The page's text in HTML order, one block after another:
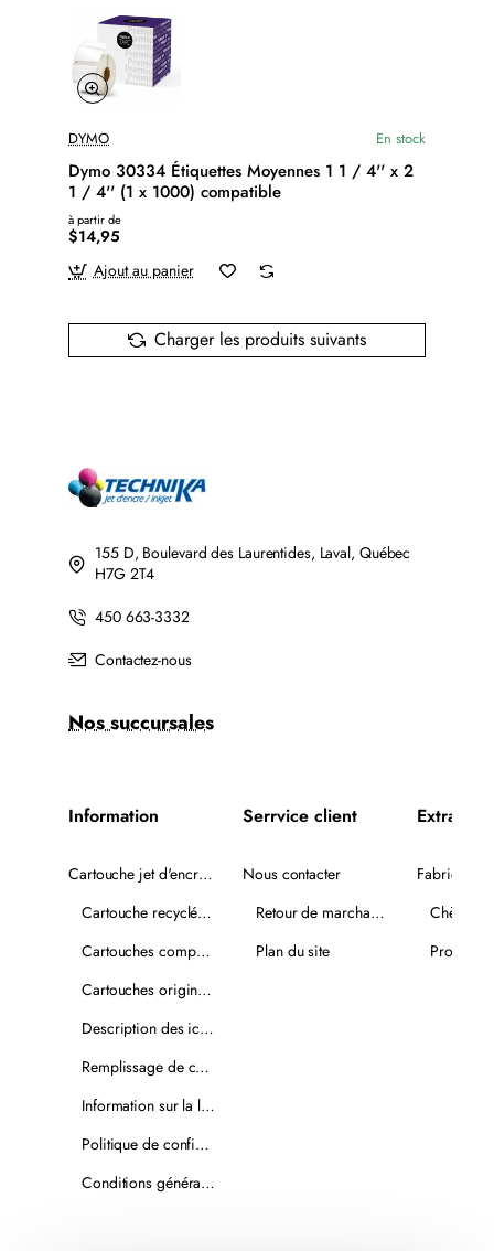
DYMO En stock
Dymo 30334 Étiquettes Moyennes 1 1 / 4'' x 2
1 / 4'' (1 x 1000) compatible
à partir de
$14,95
Ajout au panier
Charger les produits suivants
155 D, Boulevard des Laurentides, Laval, Québec
H7G 2T4
450 663-3332
Contactez-nous
Nos succursales
Information
Cartouche jet d'encre recyclée
Cartouche recyclée PLUS
Cartouches compatibles
Cartouches originales
Description des icônes
Remplissage de cartouches
Information sur la livraison
Politique de confidentialité
Conditions générales de vente
Serrvice client
Nous contacter
Retour de marchandise
Plan du site
Extra
Fabricants